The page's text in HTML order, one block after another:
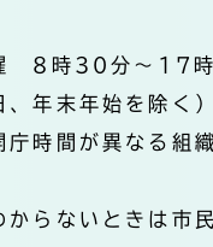
8時30分～17
、年末年始を除く）
時間が異なる組
からないときは市